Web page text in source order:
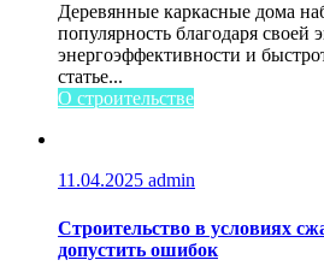
Деревянные каркасные дома
популярность благодаря своей
энергоэффективности и
статье...
О строительстве
11.04.2025 admin
Строительство в условиях
допустить ошибок